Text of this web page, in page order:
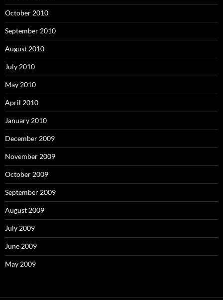
October 2010
September 2010
August 2010
July 2010
May 2010
April 2010
January 2010
December 2009
November 2009
October 2009
September 2009
August 2009
July 2009
June 2009
May 2009